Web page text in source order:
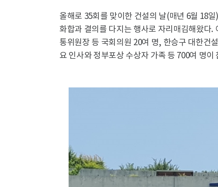
올해로 35회를 맞이한 건설의 날(매년 6월 18
화합과 결의를 다지는 행사로 자리매김해왔다
통위원장 등 국회의원 20여 명, 한승구 대한건
요 인사와 정부포상 수상자 가족 등 700여 명이